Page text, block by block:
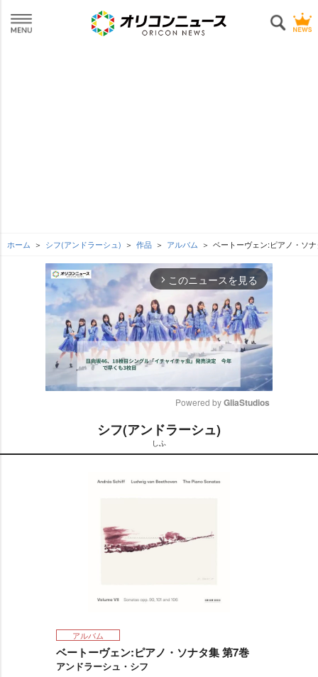
ホーム シフ(アンドラーシュ) 作品 アルバム ベートーヴェン:ピアノ・ソ
arrow_forward_ios このニュースを見る
t
Powered by GliaStudios
シフ(アンドラーシュ)
しふ
アルバム
ベートーヴェン:ピアノ・ソナタ集 第7巻
アンドラーシュ・シフ